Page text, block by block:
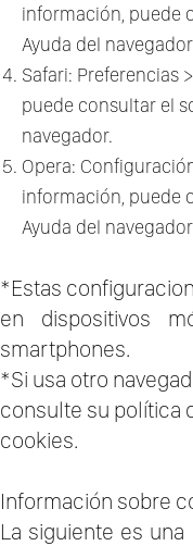
información, puede
Ayuda del navegador.
Safari: Preferencias
puede consultar el
navegador.
Opera:
información, puede
Ayuda del navegador.
*Estas
en dispositivos
smartphones.
*Si usa otro
consulte su política
cookies.
Información sobre
La siguiente es